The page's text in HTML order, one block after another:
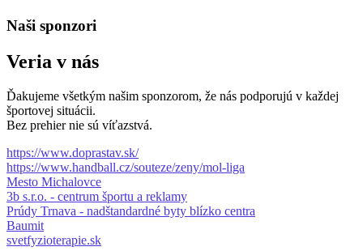
Naši sponzori
Veria v nás
Ďakujeme všetkým našim sponzorom, že nás podporujú v každej
športovej situácii.
Bez prehier nie sú víťazstvá.
https://www.doprastav.sk/
https://www.handball.cz/souteze/zeny/mol-liga
Mesto Michalovce
3b s.r.o. - centrum športu a reklamy
Prúdy Trnava - nadštandardné byty blízko centra
Baumit
svetfyzioterapie.sk